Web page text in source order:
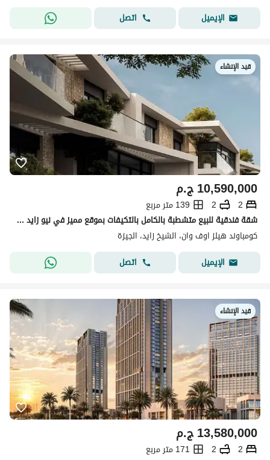
الإيميل
اتصل
قيد الإنشاء
ج.م10,590,000
2
2
139 متر مربع
شقة فندقية للبيع متشطبة بالكامل بالتكيفات بموقع مميز في نيو زايد بكمبوند Hills o one
كومباوند هيلز اوف وان، الشيخ زايد، الجيزة
الإيميل
اتصل
قيد الإنشاء
ج.م13,580,000
2
2
171 متر مربع